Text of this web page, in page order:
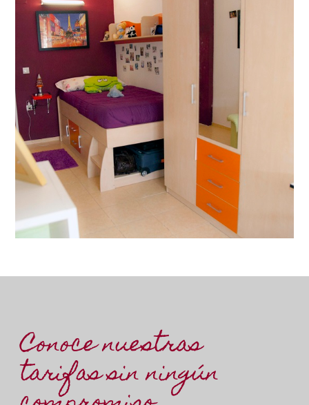
Conoce nuestras
tarifas sin ningún